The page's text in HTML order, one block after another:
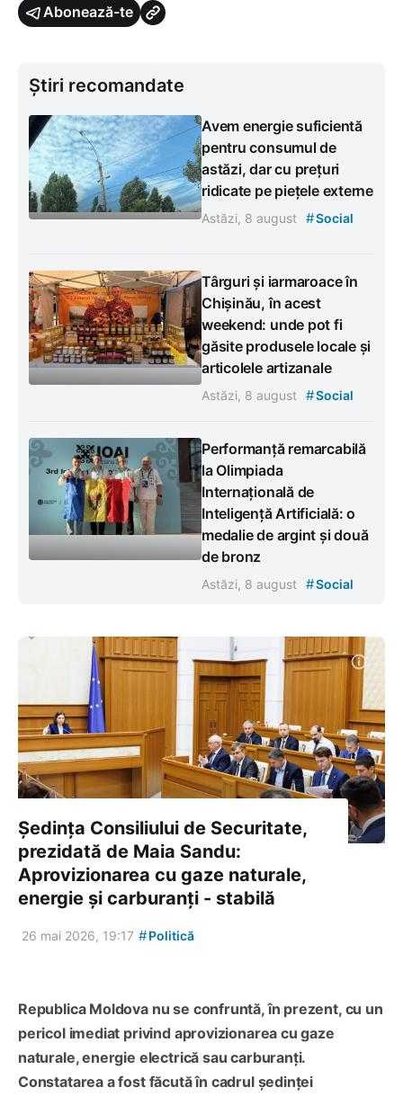
Abonează-te
Știri recomandate
Avem energie suficientă
pentru consumul de
astăzi, dar cu prețuri
ridicate pe piețele externe
Astăzi, 8 august #Social
Târguri și iarmaroace în
Chișinău, în acest
weekend: unde pot fi
găsite produsele locale și
articolele artizanale
Astăzi, 8 august #Social
Performanță remarcabilă
la Olimpiada
Internațională de
Inteligență Artificială: o
medalie de argint și două
de bronz
Astăzi, 8 august #Social
Ședința Consiliului de Securitate,
prezidată de Maia Sandu:
Aprovizionarea cu gaze naturale,
energie și carburanți - stabilă
26 mai 2026, 19:17 #Politică
Republica Moldova nu se confruntă, în prezent, cu un
pericol imediat privind aprovizionarea cu gaze
naturale, energie electrică sau carburanți.
Constatarea a fost făcută în cadrul ședinței